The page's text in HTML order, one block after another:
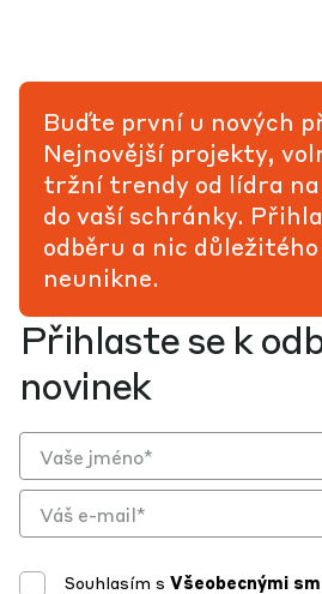
Přihlaste se k
novinek
Souhlasím s Všeobecnými
Buďte první u nových
Nejnovější projekty,
tržní trendy od lídra
do vaší schránky.
odběru a nic
neunikne.